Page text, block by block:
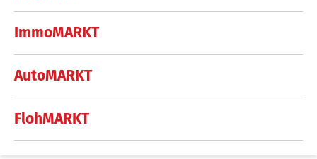
ImmoMARKT
AutoMARKT
FlohMARKT